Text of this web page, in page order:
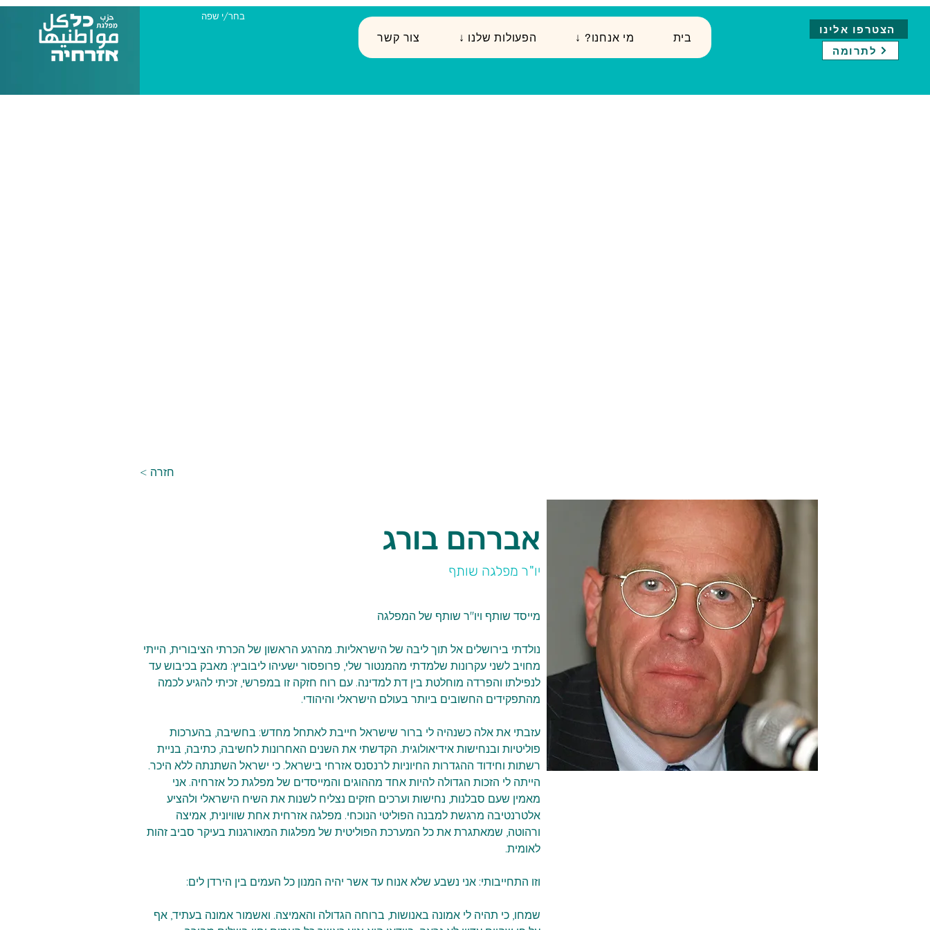
בחר/י שפה
צור קשר ↓ הפעולות שלנו ↓ ?מי אנחנו בית
הצטרפו אלינו
לתרומה
< חזרה
אברהם בורג
יו"ר מפלגה שותף
מייסד שותף ויו"ר שותף של המפלגה
נולדתי בירושלים אל תוך ליבה של הישראליות. מהרגע הראשון של הכרתי הציבורית, הייתי
מחויב לשני עקרונות שלמדתי מהמנטור שלי, פרופסור ישעיהו ליבוביץ: מאבק בכיבוש עד
לנפילתו והפרדה מוחלטת בין דת למדינה. עם רוח חזקה זו במפרשי, זכיתי להגיע לכמה
מהתפקידים החשובים ביותר בעולם הישראלי והיהודי.
עזבתי את אלה כשנהיה לי ברור שישראל חייבת לאתחל מחדש: בחשיבה, בהערכות
פוליטיות ובנחישות אידיאולוגית. הקדשתי את השנים האחרונות לחשיבה, כתיבה, בניית
רשתות וחידוד ההגדרות החיוניות לרנסנס אזרחי בישראל. כי ישראל השתנתה ללא היכר.
הייתה לי הזכות הגדולה להיות אחד מההוגים והמייסדים של מפלגת כל אזרחיה. אני
מאמין שעם סבלנות, נחישות וערכים חזקים נצליח לשנות את השיח הישראלי ולהציע
אלטרנטיבה מרגשת למבנה הפוליטי הנוכחי. מפלגה אזרחית אחת שוויונית, אמיצה
ורהוטה, שמאתגרת את כל המערכת הפוליטית של מפלגות המאורגנות בעיקר סביב זהות
לאומית.
וזו התחייבותי: אני נשבע שלא אנוח עד אשר יהיה המנון כל העמים בין הירדן לים:
שמחו, כי תהיה לי אמונה באנושות, ברוחה הגדולה והאמיצה. ואשמור אמונה בעתיד, אף